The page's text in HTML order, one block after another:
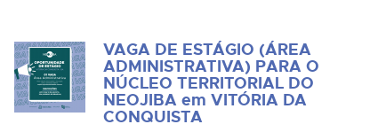
VAGA DE ESTÁGIO (ÁREA
ADMINISTRATIVA) PARA O
NÚCLEO TERRITORIAL DO
NEOJIBA em VITÓRIA DA
CONQUISTA